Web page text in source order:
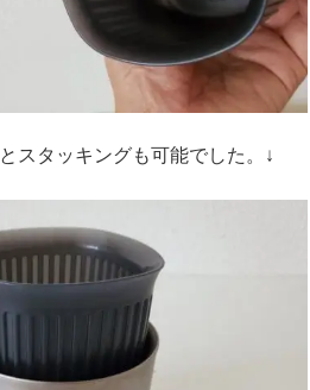
とスタッキングも可能でした。↓